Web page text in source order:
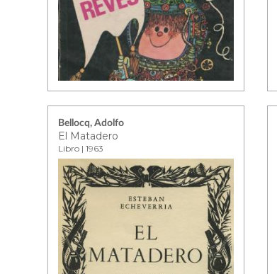
Bellocq, Adolfo
El Matadero
Libro | 1963